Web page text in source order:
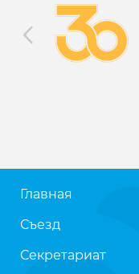
Главная
Съезд
Секретариат